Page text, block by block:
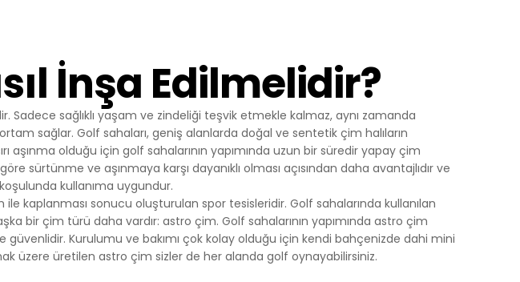
İnşa Edilmelidir?
sağlıklı yaşam ve zindeliği teşvik etmekle kalmaz, aynı zamanda
sağlar. Golf sahaları, geniş alanlarda doğal ve sentetik çim halıların
aşınma olduğu için golf sahalarının yapımında uzun bir süredir yapay çim
sürtünme ve aşınmaya karşı dayanıklı olması açısından daha avantajlıdır ve
kullanıma uygundur.
kaplanması sonucu oluşturulan spor tesisleridir. Golf sahalarında kullanılan
bir çim türü daha vardır: astro çim. Golf sahalarının yapımında astro çim
Kurulumu ve bakımı çok kolay olduğu için kendi bahçenizde dahi mini
üzere üretilen astro çim sizler de her alanda golf oynayabilirsiniz.
yükümlülüklerini yerine
TÜRLERİ
düzgün bir şekilde
sizin, ziyaretinizde güvenliğini,
çerezleri geçici çerezlerdir, siz
kalıcı değillerdir.
tarayıcılar vasıtasıyla cihazınızda
kapattıktan veya
Tarayıcınızın ayarlarından
tutulurlar.
amacınız gibi hususlar göz önünde